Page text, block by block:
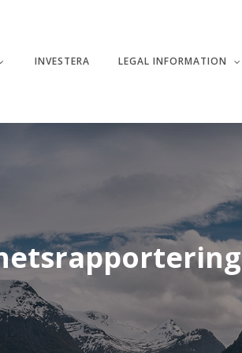
INVESTERA LEGAL INFORMATION